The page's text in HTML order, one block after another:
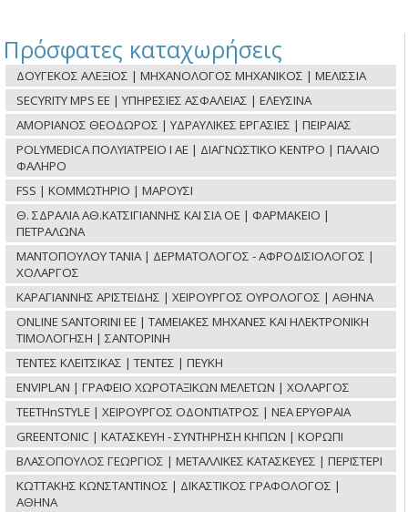
Πρόσφατες καταχωρήσεις
ΔΟΥΓΕΚΟΣ ΑΛΕΞΙΟΣ | ΜΗΧΑΝΟΛΟΓΟΣ ΜΗΧΑΝΙΚΟΣ | ΜΕΛΙΣΣΙΑ
SECYRITY MPS ΕΕ | ΥΠΗΡΕΣΙΕΣ ΑΣΦΑΛΕΙΑΣ | ΕΛΕΥΣΙΝΑ
ΑΜΟΡΙΑΝΟΣ ΘΕΟΔΩΡΟΣ | ΥΔΡΑΥΛΙΚΕΣ ΕΡΓΑΣΙΕΣ | ΠΕΙΡΑΙΑΣ
POLYMEDICA ΠΟΛΥΪΑΤΡΕΙΟ Ι ΑΕ | ΔΙΑΓΝΩΣΤΙΚΟ ΚΕΝΤΡΟ | ΠΑΛΑΙΟ
ΦΑΛΗΡΟ
FSS | ΚΟΜΜΩΤΗΡΙΟ | ΜΑΡΟΥΣΙ
Θ. ΣΔΡΑΛΙΑ ΑΘ.ΚΑΤΣΙΓΙΑΝΝΗΣ ΚΑΙ ΣΙΑ ΟΕ | ΦΑΡΜΑΚΕΙΟ |
ΠΕΤΡΑΛΩΝΑ
ΜΑΝΤΟΠΟΥΛΟΥ ΤΑΝΙΑ | ΔΕΡΜΑΤΟΛΟΓΟΣ - ΑΦΡΟΔΙΣΙΟΛΟΓΟΣ |
ΧΟΛΑΡΓΟΣ
ΚΑΡΑΓΙΑΝΝΗΣ ΑΡΙΣΤΕΙΔΗΣ | ΧΕΙΡΟΥΡΓΟΣ ΟΥΡΟΛΟΓΟΣ | ΑΘΗΝΑ
ONLINE SANTORINI ΕΕ | ΤΑΜΕΙΑΚΕΣ ΜΗΧΑΝΕΣ ΚΑΙ ΗΛΕΚΤΡΟΝΙΚΗ
ΤΙΜΟΛΟΓΗΣΗ | ΣΑΝΤΟΡΙΝΗ
ΤΕΝΤΕΣ ΚΛΕΙΤΣΙΚΑΣ | ΤΕΝΤΕΣ | ΠΕΥΚΗ
ENVIPLAN | ΓΡΑΦΕΙΟ ΧΩΡΟΤΑΞΙΚΩΝ ΜΕΛΕΤΩΝ | ΧΟΛΑΡΓΟΣ
TEETHnSTYLE | ΧΕΙΡΟΥΡΓΟΣ ΟΔΟΝΤΙΑΤΡΟΣ | ΝΕΑ ΕΡΥΘΡΑΙΑ
GREENTONIC | ΚΑΤΑΣΚΕΥΗ - ΣΥΝΤΗΡΗΣΗ ΚΗΠΩΝ | ΚΟΡΩΠΙ
ΒΛΑΣΟΠΟΥΛΟΣ ΓΕΩΡΓΙΟΣ | ΜΕΤΑΛΛΙΚΕΣ ΚΑΤΑΣΚΕΥΕΣ | ΠΕΡΙΣΤΕΡΙ
ΚΩΤΤΑΚΗΣ ΚΩΝΣΤΑΝΤΙΝΟΣ | ΔΙΚΑΣΤΙΚΟΣ ΓΡΑΦΟΛΟΓΟΣ |
ΑΘΗΝΑ